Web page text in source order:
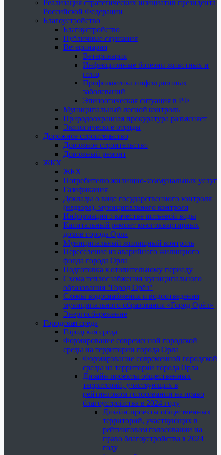
Реализация стратегических инициатив президента
Российской Федерации
Благоустройство
Благоустройство
Публичные слушания
Ветеринария
Ветеринария
Инфекционные болезни животных и
птиц
Профилактика инфекционных
заболеваний
Эпизоотическая ситуация в РФ
Муниципальный лесной контроль
Природоохранная прокуратура разъясняет
Экологические отряды
Дорожное строительство
Дорожное строительство
Дорожный ремонт
ЖКХ
ЖКХ
Потребителю жилищно-коммунальных услуг
Газификация
Доклады о виде государственного контроля
(надзора), муниципального контроля
Информация о качестве питьевой воды
Капитальный ремонт многоквартирных
домов города Орла
Муниципальный жилищный контроль
Переселение из аварийного жилищного
фонда города Орла
Подготовка к отопительному периоду
Схема теплоснабжения муниципального
образования "Город Орёл"
Схемы водоснабжения и водоотведения
муниципального образования «Город Орёл»
Энергосбережение
Городская среда
Городская среда
Формирование современной городской
среды на территории города Орла
Формирование современной городской
среды на территории города Орла
Дизайн-проекты общественных
территорий, участвующих в
рейтинговом голосовании на право
благоустройства в 2024 году
Дизайн-проекты общественных
территорий, участвующих в
рейтинговом голосовании на
право благоустройства в 2024
году